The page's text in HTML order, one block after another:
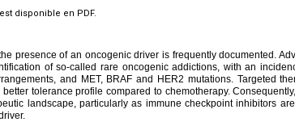
disponible en PDF.
presence of an oncogenic driver is frequently documented.
of so-called rare oncogenic addictions, with an
and MET, BRAF and HER2 mutations. Targeted
tolerance profile compared to chemotherapy.
landscape, particularly as immune checkpoint inhibitors